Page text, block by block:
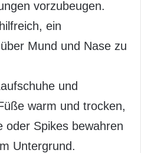
vorzubeugen.
ein
Mund und Nase zu
und
warm und trocken,
oder Spikes bewahren
Untergrund.